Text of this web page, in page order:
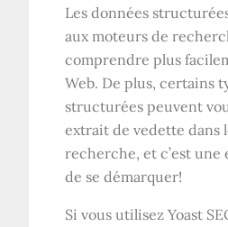
Les données
aux moteurs de
comprendre plus
Web. De plus, certains
structurées peuvent
extrait de vedette dans
recherche, et c’est une
de se démarquer!
Si vous utilisez Yoast